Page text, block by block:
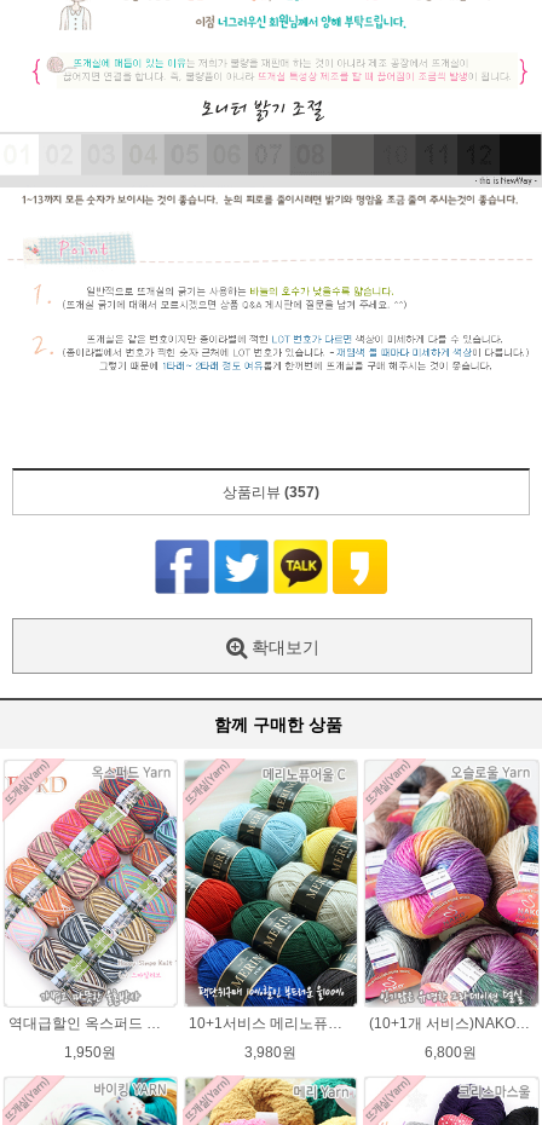
상품리뷰 (357)
확대보기
함께 구매한 상품
역대급할인 옥스퍼드 나염뜨개실 털실
1,950원
10+1서비스 메리노퓨어울 C 손뜨개질 털실 뜨개실 블랭킷뜨기실
3,980원
(10+1개 서비스)NAKO 오슬로울 그라데이션 털실 Oslo wool 뜨개실 나코오슬로울실
6,800원